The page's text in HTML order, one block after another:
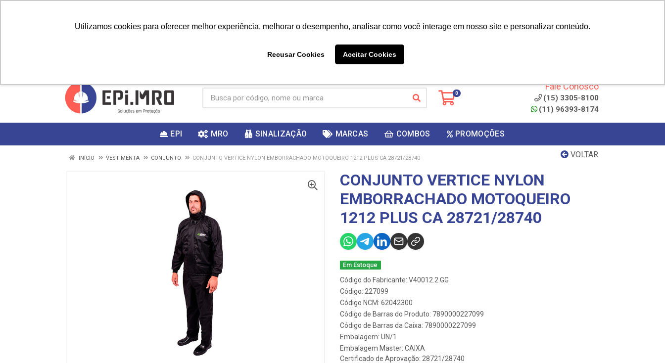
Utilizamos cookies para oferecer melhor experiência, melhorar o desempenho, analisar como você interage em nosso site e personalizar conteúdo.
Recusar Cookies Aceitar Cookies
ganhar
0
Fale Conosco
(15) 3305-8100
(11) 96393-8174
EPI MRO SINALIZAÇÃO MARCAS COMBOS PROMOÇÕES
VOLTAR
INÍCIO VESTIMENTA CONJUNTO CONJUNTO VERTICE NYLON EMBORRACHADO MOTOQUEIRO 1212 PLUS CA 28721/28740
CONJUNTO VERTICE NYLON
EMBORRACHADO MOTOQUEIRO
1212 PLUS CA 28721/28740
Em Estoque
Código do Fabricante: V40012.2.GG
Código: 227099
Código NCM: 62042300
Código de Barras do Produto: 7890000227099
Código de Barras da Caixa: 7890000227099
Embalagem: UN/1
Embalagem Master: CAIXA
Certificado de Aprovação: 28721/28740